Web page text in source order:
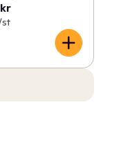
st